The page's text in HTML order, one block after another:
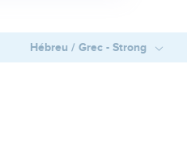
Hébreu / Grec - Strong